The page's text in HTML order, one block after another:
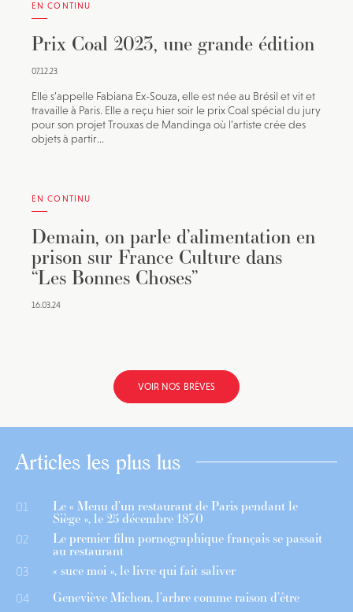
EN CONTINU
Prix Coal 2023, une grande édition
07.12.23
Elle s’appelle Fabiana Ex-Souza, elle est née au Brésil et vit et
travaille à Paris. Elle a reçu hier soir le prix Coal spécial du jury
pour son projet Trouxas de Mandinga où l’artiste crée des
objets à partir...
EN CONTINU
Demain, on parle d’alimentation en
prison sur France Culture dans
“Les Bonnes Choses”
16.03.24
VOIR NOS BRÈVES
Articles les plus lus
01 Le « Menu d’un restaurant de Paris pendant le
Siège », le 25 décembre 1870
02 Le premier film pornographique français se passait
au restaurant
03 « suce moi », le livre qui fait saliver
04 Geneviève Michon, l’arbre comme raison d’être